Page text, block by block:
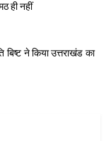
ही नहीं
बिष्ट ने किया उत्तराखंड का